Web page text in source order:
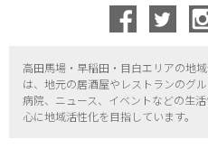
高田馬場・早稲田・目白エリアの地
は、地元の居酒屋やレストランのグル
病院、ニュース、イベントなどの生
心に地域活性化を目指しています。